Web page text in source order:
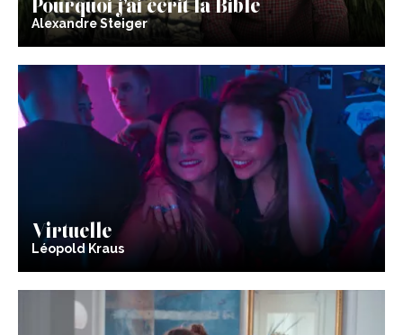
Alexandre Steiger
Virtuelle
Léopold Kraus